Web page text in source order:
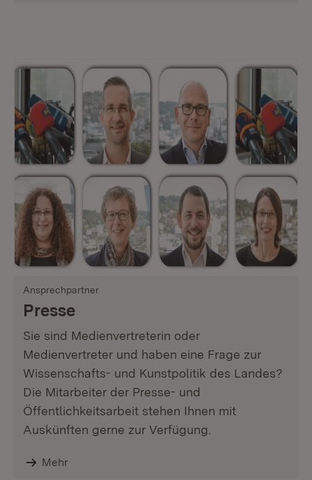
Ansprechpartner
Presse
Sie sind Medienvertreterin oder
Medienvertreter und haben eine Frage zur
Wissenschafts- und Kunstpolitik des Landes?
Die Mitarbeiter der Presse- und
Öffentlichkeitsarbeit stehen Ihnen mit
Auskünften gerne zur Verfügung.
Mehr